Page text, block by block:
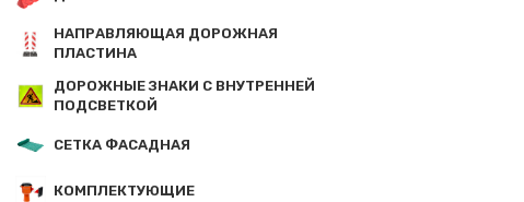
НАПРАВЛЯЮЩАЯ ДОРОЖНАЯ
ПЛАСТИНА
ДОРОЖНЫЕ ЗНАКИ С ВНУТРЕННЕЙ
ПОДСВЕТКОЙ
СЕТКА ФАСАДНАЯ
КОМПЛЕКТУЮЩИЕ